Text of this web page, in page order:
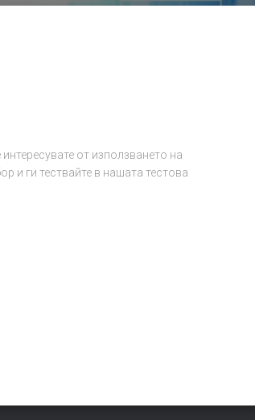
от използването на
и ги тествайте в нашата тестова